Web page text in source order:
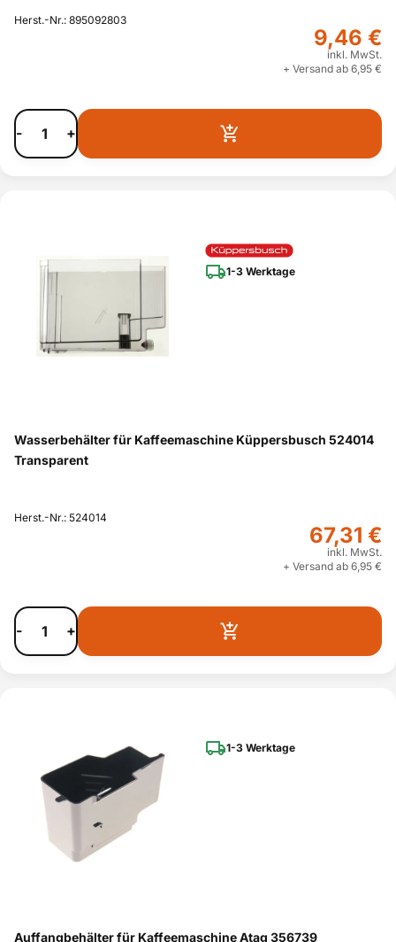
Herst.-Nr.: 895092803
9,46 €
inkl. MwSt.
+ Versand ab 6,95 €
- +
1-3 Werktage
Wasserbehälter für Kaffeemaschine Küppersbusch 524014
Transparent
Herst.-Nr.: 524014
67,31 €
inkl. MwSt.
+ Versand ab 6,95 €
- +
1-3 Werktage
Auffangbehälter für Kaffeemaschine Atag 356739